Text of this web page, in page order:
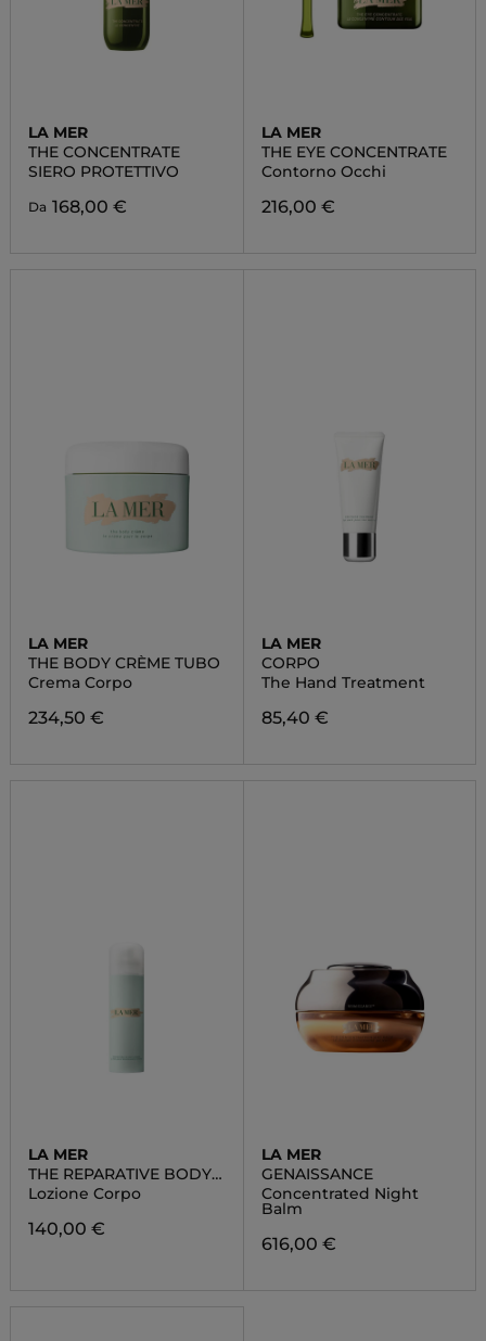
LA MER
THE CONCENTRATE
SIERO PROTETTIVO
Da 168,00 €
LA MER
THE EYE CONCENTRATE
Contorno Occhi
216,00 €
LA MER
THE BODY CRÈME TUBO
Crema Corpo
234,50 €
LA MER
CORPO
The Hand Treatment
85,40 €
LA MER
THE REPARATIVE BODY
LOTION
Lozione Corpo
140,00 €
LA MER
GENAISSANCE
Concentrated Night
Balm
616,00 €